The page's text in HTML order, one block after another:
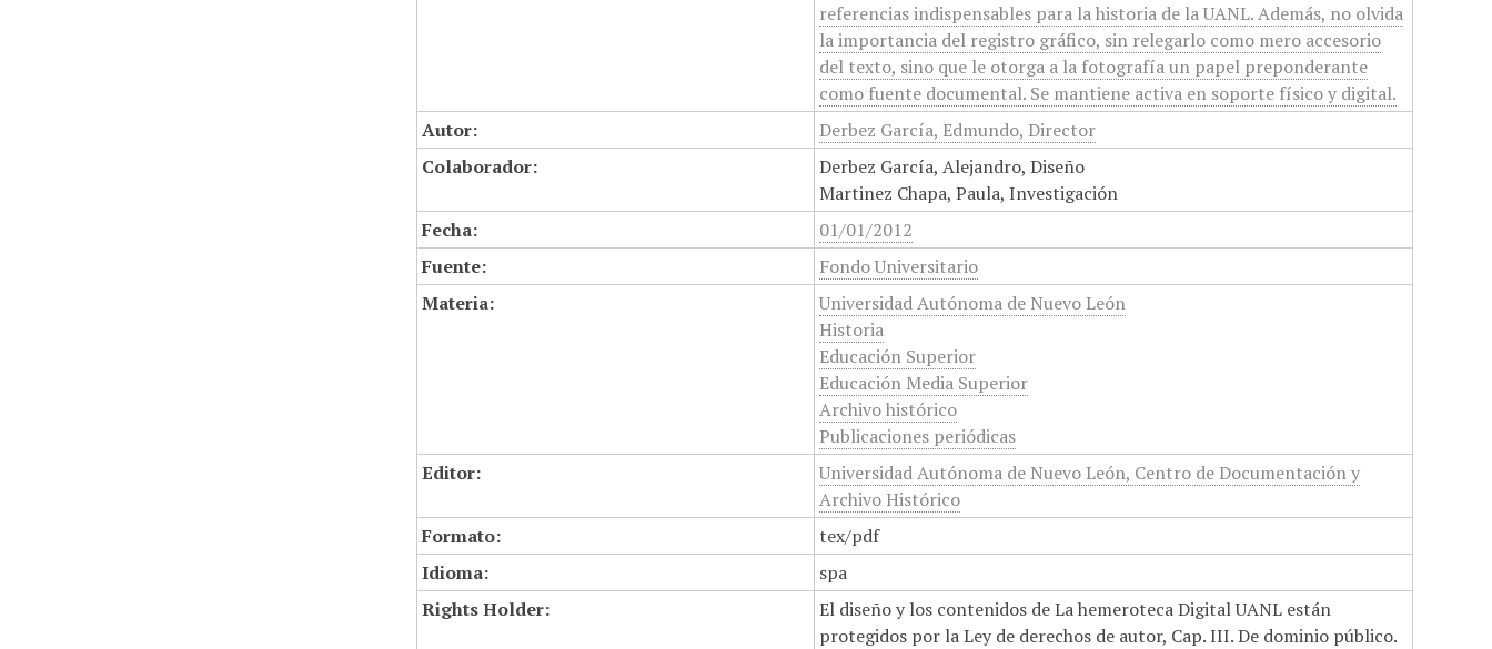
referencias indispensables para la historia de la UANL. Además, no olvida
la importancia del registro gráfico, sin relegarlo como mero accesorio
del texto, sino que le otorga a la fotografía un papel preponderante
como fuente documental. Se mantiene activa en soporte físico y digital.
Autor:
Derbez García, Edmundo, Director
Colaborador:
Derbez García, Alejandro, Diseño
Martinez Chapa, Paula, Investigación
Fecha:
01/01/2012
Fuente:
Fondo Universitario
Materia:
Universidad Autónoma de Nuevo León
Historia
Educación Superior
Educación Media Superior
Archivo histórico
Publicaciones periódicas
Editor:
Universidad Autónoma de Nuevo León, Centro de Documentación y
Archivo Histórico
Formato:
tex/pdf
Idioma:
spa
Rights Holder:
El diseño y los contenidos de La hemeroteca Digital UANL están
protegidos por la Ley de derechos de autor, Cap. III. De dominio público.